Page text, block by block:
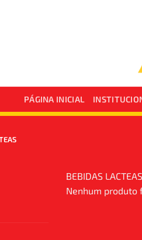
PÁGINA INICIAL
BEBIDAS LACTEAS
Nenhum produto